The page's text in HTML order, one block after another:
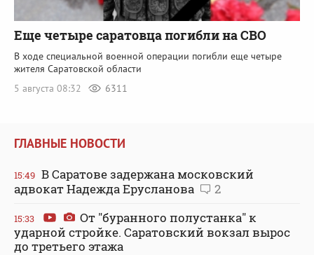
Еще четыре саратовца погибли на СВО
В ходе специальной военной операции погибли еще четыре
жителя Саратовской области
5 августа 08:32
6311
ГЛАВНЫЕ НОВОСТИ
15:49 В Саратове задержана московский
адвокат Надежда Ерусланова
2
15:33
От "буранного полустанка" к
ударной стройке. Саратовский вокзал вырос
до третьего этажа